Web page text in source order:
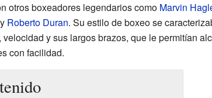
otros boxeadores legendarios como Marvin
y Roberto Duran. Su estilo de boxeo se
velocidad y sus largos brazos, que le permitían
con facilidad.